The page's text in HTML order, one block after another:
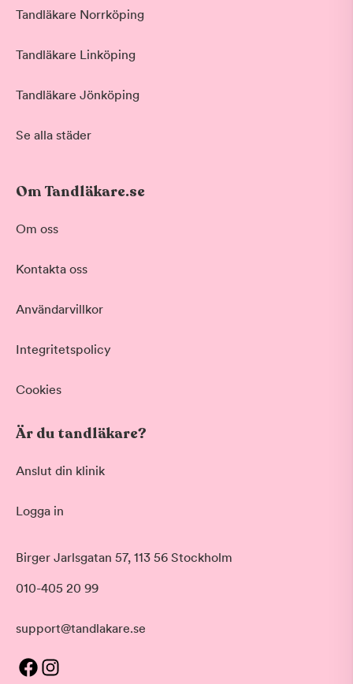
Tandläkare Norrköping
Tandläkare Linköping
Tandläkare Jönköping
Se alla städer
Om Tandläkare.se
Om oss
Kontakta oss
Användarvillkor
Integritetspolicy
Cookies
Är du tandläkare?
Anslut din klinik
Logga in
Birger Jarlsgatan 57, 113 56 Stockholm
010-405 20 99
support@tandlakare.se